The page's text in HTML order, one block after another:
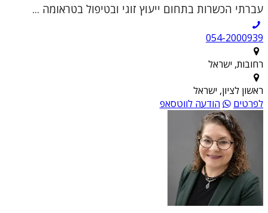
עברתי הכשרות בתחום ייעוץ זוגי ובטיפול בטראומה ...
054-2000939
רחובות, ישראל
ראשון לציון, ישראל
לפרטים
הודעה לווטסאפ